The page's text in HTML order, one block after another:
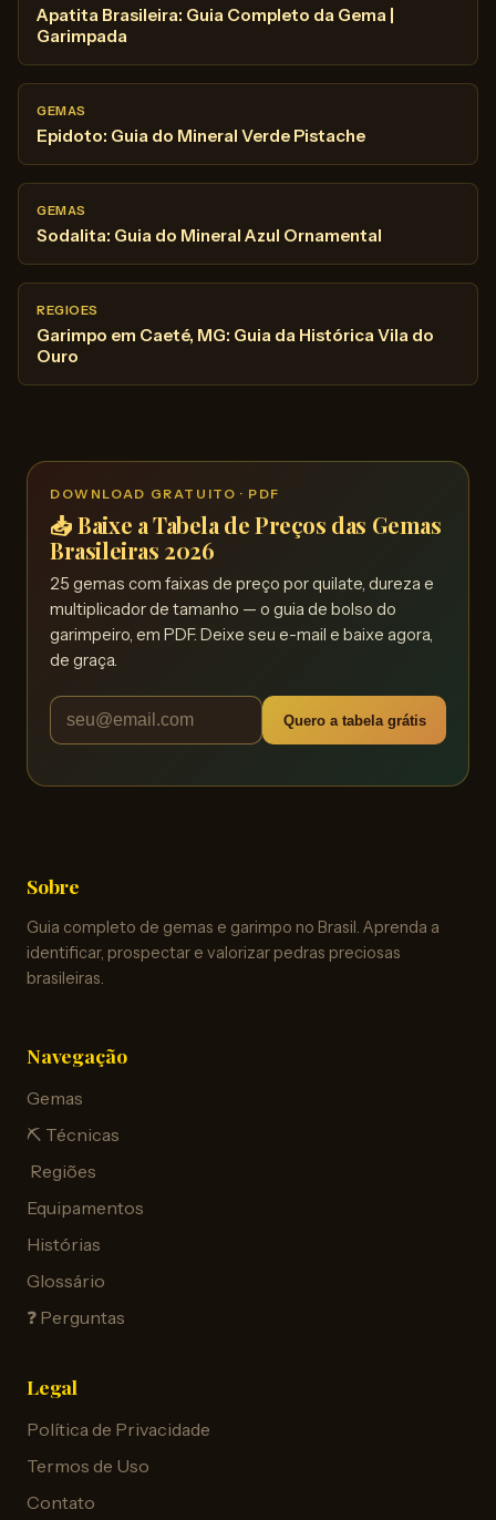
Apatita Brasileira: Guia Completo da Gema |
Garimpada
GEMAS
Epidoto: Guia do Mineral Verde Pistache
GEMAS
Sodalita: Guia do Mineral Azul Ornamental
REGIOES
Garimpo em Caeté, MG: Guia da Histórica Vila do
Ouro
DOWNLOAD GRATUITO · PDF
📥 Baixe a Tabela de Preços das Gemas
Brasileiras 2026
25 gemas com faixas de preço por quilate, dureza e
multiplicador de tamanho — o guia de bolso do
garimpeiro, em PDF. Deixe seu e-mail e baixe agora,
de graça.
Quero a tabela grátis
Sobre
Guia completo de gemas e garimpo no Brasil. Aprenda a
identificar, prospectar e valorizar pedras preciosas
brasileiras.
Navegação
Gemas
⛏️ Técnicas
️ Regiões
Equipamentos
Histórias
Glossário
❓ Perguntas
Legal
Política de Privacidade
Termos de Uso
Contato